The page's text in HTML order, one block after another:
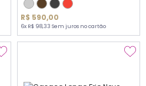
R$ 590,00
6x R$ 98,33 Sem juros no cartão